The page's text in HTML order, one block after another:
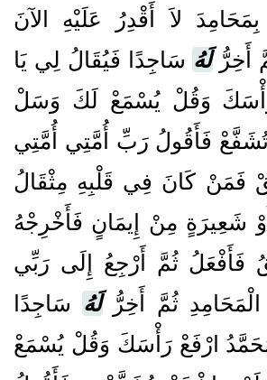
لاَ أَقْدِرُ عَلَيْهِ الآنَ
أَخِرُّلَهُ سَاجِدًا فَيُقَالُ لِي يَا
وَقُلْ يُسْمَعْ لَكَ وَسَلْ
فَأَقُولُ رَبِّ أُمَّتِي أُمَّتِي
فَمَنْ كَانَ فِي قَلْبِهِ مِثْقَالُ
شَعِيرَةٍ مِنْ إِيمَانٍ فَأَخْرِجْهُ
فَأَفْعَلُ ثُمَّ أَرْجِعُ إِلَى رَبِّي
الْمَحَامِدِ ثُمَّ أَخِرُّلَهُ سَاجِدًا
ارْفَعْ رَأْسَكَ وَقُلْ يُسْمَعْ